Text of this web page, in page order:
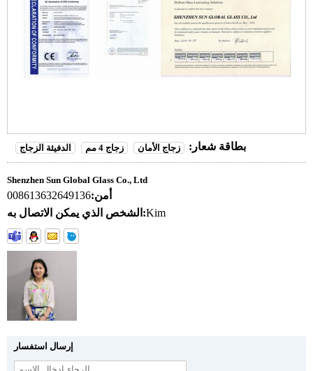
بطاقة شعار: زجاج الأمان زجاج 4 مم الدفيئة الزجاج
Shenzhen Sun Global Glass Co., Ltd
أمن:008613632649136
الشخص الذي يمكن الاتصال به:Kim
إرسال استفسار